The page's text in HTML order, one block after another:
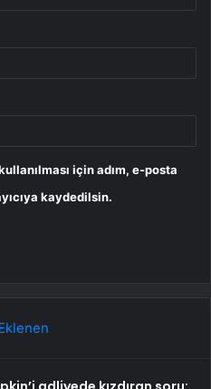
için adım, e-posta
kaydedilsin.